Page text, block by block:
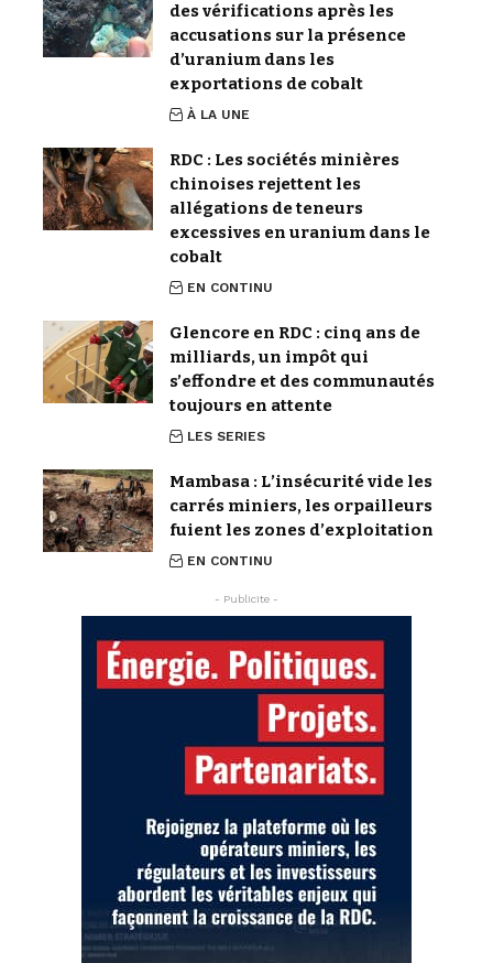
des vérifications après les
accusations sur la présence
d’uranium dans les
exportations de cobalt
À LA UNE
RDC : Les sociétés minières
chinoises rejettent les
allégations de teneurs
excessives en uranium dans le
cobalt
EN CONTINU
Glencore en RDC : cinq ans de
milliards, un impôt qui
s’effondre et des communautés
toujours en attente
LES SERIES
Mambasa : L’insécurité vide les
carrés miniers, les orpailleurs
fuient les zones d’exploitation
EN CONTINU
- Publicite -